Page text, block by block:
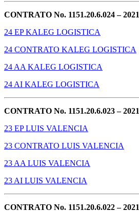
CONTRATO No. 1151.20.6.024 – 2021
24 EP KALEG LOGISTICA
24 CONTRATO KALEG LOGISTICA
24 AA KALEG LOGISTICA
24 AI KALEG LOGISTICA
CONTRATO No. 1151.20.6.023 – 2021
23 EP LUIS VALENCIA
23 CONTRATO LUIS VALENCIA
23 AA LUIS VALENCIA
23 AI LUIS VALENCIA
CONTRATO No. 1151.20.6.022 – 2021